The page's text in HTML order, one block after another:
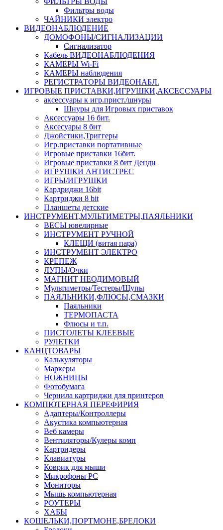
Фильтры воды
ЧАЙНИКИ электро
ВИДЕОНАБЛЮДЕНИЕ
ДОМОФОНЫ/СИГНАЛИЗАЦИИ
Сигнализатор
Кабель ВИДЕОНАБЛЮДЕНИЯ
КАМЕРЫ Wi-Fi
КАМЕРЫ наблюдения
РЕГИСТРАТОРЫ ВИДЕОНАБЛ.
ИГРОВЫЕ ПРИСТАВКИ,ИГРУШКИ,АКСЕССУАРЫ
аксесcуары к игр.прист./шнуры
Шнуры для Игровых приставок
Аксессуары 16 бит.
Аксесуары 8 бит
Джойстики,Триггеры
Игр.приставки портативные
Игровые приставки 16бит.
Игровые приставки 8 бит Денди
ИГРУШКИ АНТИСТРЕС
ИГРЫ/ИГРУШКИ
Кардриджи 16bit
Картриджи 8 bit
Планшеты детские
ИНСТРУМЕНТ,МУЛЬТИМЕТРЫ,ПАЯЛЬНИКИ
ВЕСЫ ювелирные
ИНСТРУМЕНТ РУЧНОЙ
КЛЕЩИ (витая пара)
ИНСТРУМЕНТ ЭЛЕКТРО
КРЕПЕЖ
ЛУПЫ/Очки
МАГНИТ НЕОДИМОВЫЙ
Мультиметры/Тестеры/Щупы
ПАЯЛЬНИКИ,ФЛЮСЫ,СМАЗКИ
Паяльники
ТЕРМОПАСТА
Флюсы и т.п.
ПИСТОЛЕТЫ КЛЕЕВЫЕ
РУЛЕТКИ
КАНЦТОВАРЫ
Калькуляторы
Маркеры
НОЖНИЦЫ
Фотобумага
Чернила картриджи для принтеров
КОМПЮТЕРНАЯ ПЕРЕФИРИЯ
Адаптеры/Контроллеры
Акустика компьютерная
Веб камеры
Вентиляторы/Кулеры комп
Картридеры
Клавиатуры
Коврик для мыши
Микрофоны PC
Мониторы
Мышь компьютерная
РОУТЕРЫ
ХАБЫ
КОШЕЛЬКИ,ПОРТМОНЕ,БРЕЛОКИ